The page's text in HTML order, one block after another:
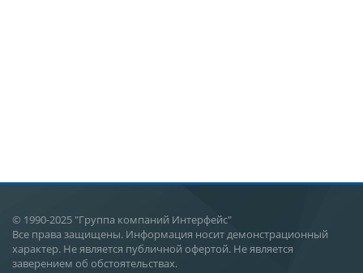
© 1990-2025 "Группа компаний Интерфейс"
Все права защищены. Информация носит демонстрационный
характер. Не является публичной офертой. Не является
заверением об обстоятельствах.